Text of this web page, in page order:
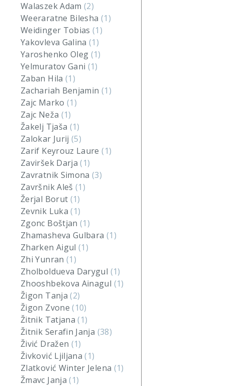
Walaszek Adam(2)
Weeraratne Bilesha (1)
Weidinger Tobias(1)
Yakovleva Galina(1)
Yaroshenko Oleg (1)
Yelmuratov Gani (1)
Zaban Hila (1)
Zachariah Benjamin (1)
Zajc Marko (1)
Zajc Neža (1)
Žakelj Tjaša (1)
Zalokar Jurij(5)
Zarif Keyrouz Laure(1)
Zaviršek Darja(1)
Zavratnik Simona(3)
Završnik Aleš(1)
Žerjal Borut (1)
Zevnik Luka(1)
Zgonc Boštjan(1)
Zhamasheva Gulbara (1)
Zharken Aigul(1)
Zhi Yunran (1)
Zholboldueva Darygul (1)
Zhooshbekova Ainagul (1)
Žigon Tanja(2)
Žigon Zvone(10)
Žitnik Tatjana(1)
Žitnik Serafin Janja (38)
Živić Dražen (1)
Živković Ljiljana(1)
Zlatković Winter Jelena (1)
Žmavc Janja(1)